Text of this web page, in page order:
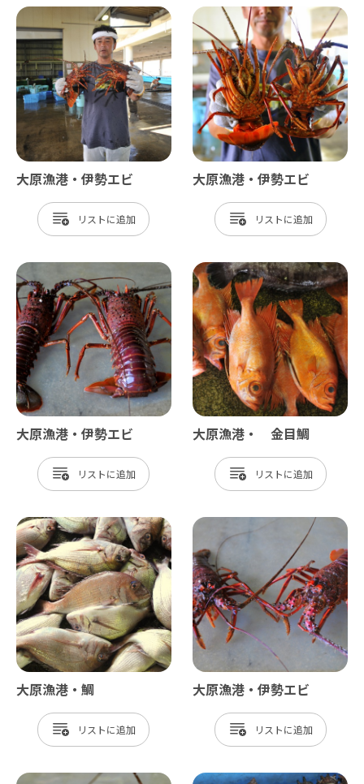
大原漁港・伊勢エビ
リスト
大原漁港・伊勢エビ
リスト
大原漁港・伊勢エビ
リスト
大原漁港・ 金目鯛
リスト
大原漁港・鯛
リスト
大原漁港・伊勢エビ
リスト